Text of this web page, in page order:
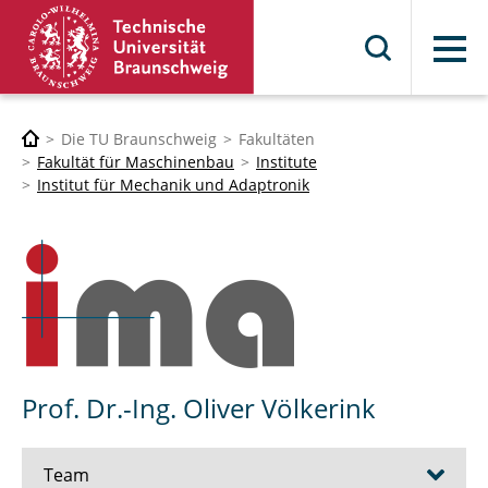
Menü
Die TU Braunschweig
Fakultäten
Fakultät für Maschinenbau
Institute
Institut für Mechanik und Adaptronik
Prof. Dr.-Ing. Oliver Völkerink
Team